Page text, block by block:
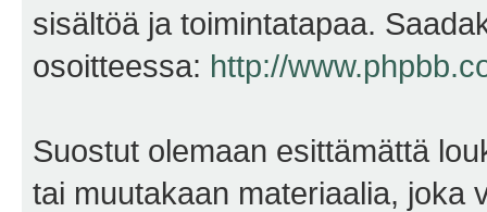
sisältöä ja toimintatapaa.
osoitteessa: http://
Suostut olemaan esittämättä
tai muutakaan materiaalia, joka